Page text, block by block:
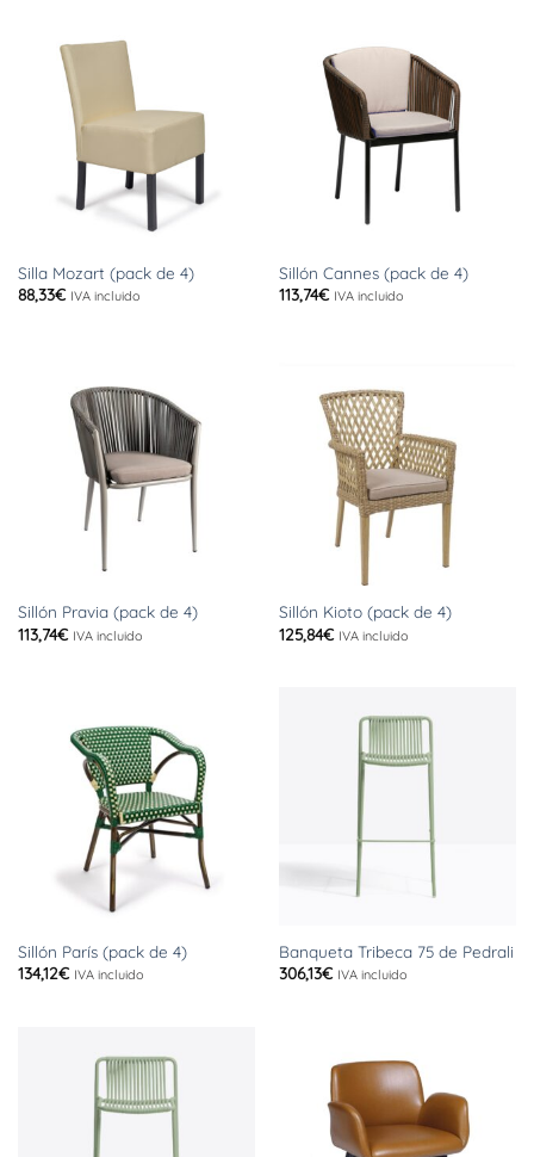
Silla Mozart (pack de 4)
88,33€ IVA incluido
Sillón Cannes (pack de 4)
113,74€ IVA incluido
Sillón Pravia (pack de 4)
113,74€ IVA incluido
Sillón Kioto (pack de 4)
125,84€ IVA incluido
Sillón París (pack de 4)
134,12€ IVA incluido
Banqueta Tribeca 75 de Pedrali
306,13€ IVA incluido